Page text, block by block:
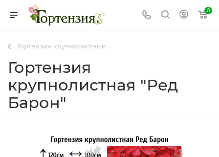
0
Гортензии крупнолистные
Гортензия
крупнолистная "Ред
Барон"